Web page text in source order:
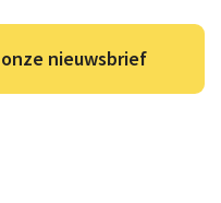
nieuwsbrief